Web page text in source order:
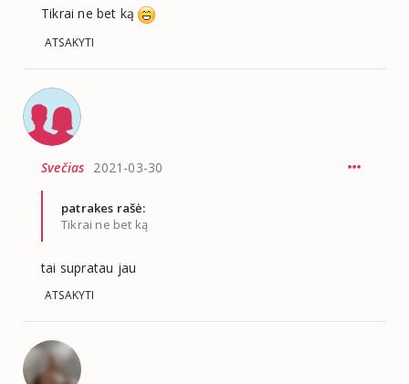
Tikrai ne bet ką
ATSAKYTI
Svečias 2021-03-30
patrakes rašė:
Tikrai ne bet ką
tai supratau jau
ATSAKYTI